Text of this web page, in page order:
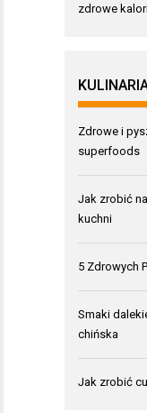
zdrowe
Zdrowe i
superfoods
Jak zrobić
kuchni
5 Zdrowych
Smaki
chińska
Jak zrobić